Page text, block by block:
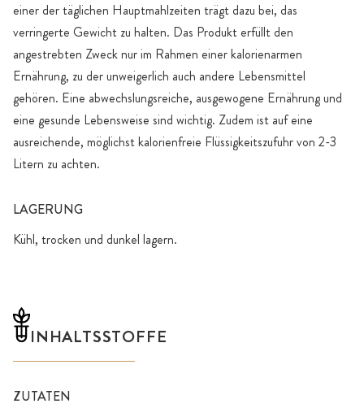
einer der täglichen Hauptmahlzeiten trägt dazu bei, das
verringerte Gewicht zu halten. Das Produkt erfüllt den
angestrebten Zweck nur im Rahmen einer kalorienarmen
Ernährung, zu der unweigerlich auch andere Lebensmittel
gehören. Eine abwechslungsreiche, ausgewogene Ernährung und
eine gesunde Lebensweise sind wichtig. Zudem ist auf eine
ausreichende, möglichst kalorienfreie Flüssigkeitszufuhr von 2-3
Litern zu achten.
LAGERUNG
Kühl, trocken und dunkel lagern.
INHALTSSTOFFE
ZUTATEN